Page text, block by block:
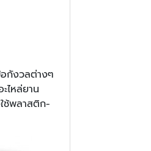
กังวลต่างๆ
ไหล่ยาน
ช้พลาสติก-